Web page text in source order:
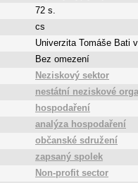
72 s.
cs
Univerzita Tomáše Bati
Bez omezení
Neziskový sektor
nestátní neziskové
hospodaření
analýza hospodaření
občanské sdružení
zapsaný spolek
Non-profit sector